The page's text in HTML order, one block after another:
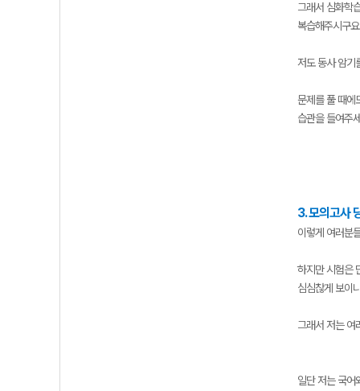
그래서 심화학
복습해주시구
저도 동사 암기
문제를 풀 때에
습관을 들여주
3. 모의고사
이렇게 여러분
하지만 시험은
심심찮게 보이
그래서 저는 여
일단 저는 국어